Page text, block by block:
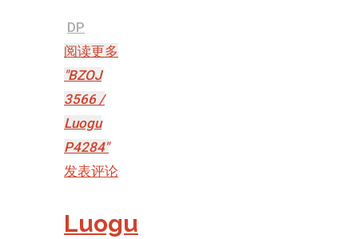
DP
阅读更多
"BZOJ
3566 /
Luogu
P4284"
发表评论
Luogu